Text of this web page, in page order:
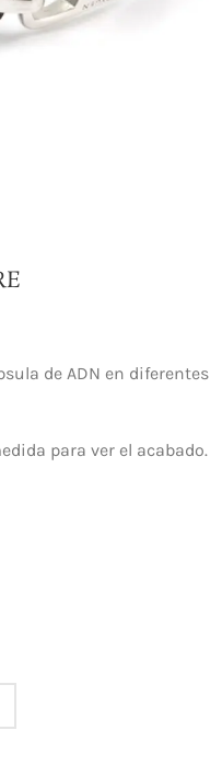
de ADN en diferentes
para ver el acabado.